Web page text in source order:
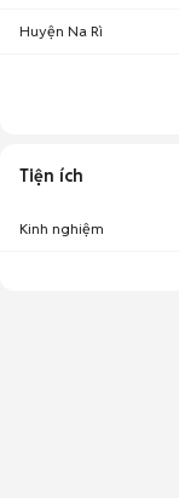
Huyện Na Rì
Tiện ích
Kinh nghiệm